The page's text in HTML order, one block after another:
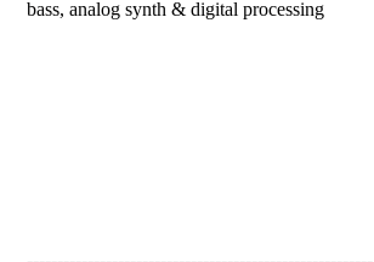
bass, analog synth & digital processing